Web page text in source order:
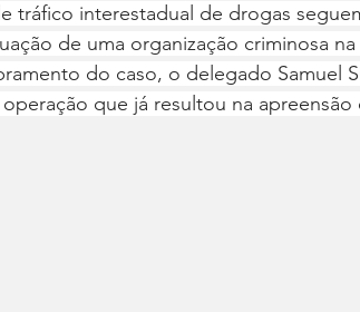
tráfico interestadual de drogas
de uma organização criminosa
do caso, o delegado Samuel
que já resultou na apreensão